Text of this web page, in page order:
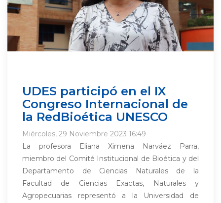
UDES participó en el IX
Congreso Internacional de
la RedBioética UNESCO
Miércoles, 29 Noviembre 2023 16:49
La profesora Eliana Ximena Narváez Parra,
miembro del Comité Institucional de Bioética y del
Departamento de Ciencias Naturales de la
Facultad de Ciencias Exactas, Naturales y
Agropecuarias representó a la Universidad de